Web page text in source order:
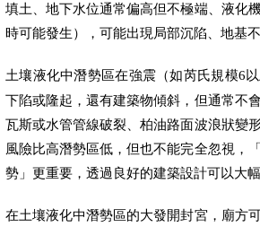
填土、地下水位通常偏高但不極端、液化
時可能發生），可能出現局部沉陷、地基不
土壤液化中潛勢區在強震（如芮氏規模6
下陷或隆起，還有建築物傾斜，但通常不
瓦斯或水管管線破裂、柏油路面波浪狀變
風險比高潛勢區低，但也不能完全忽視，
勢」更重要，透過良好的建築設計可以大
在土壤液化中潛勢區的大發開封宮，廟方